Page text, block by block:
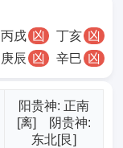
庚辰 凶 辛巳 凶
丙戌 凶 丁亥 凶
阳贵神: 正南
[离] 阴贵神:
东北[艮]